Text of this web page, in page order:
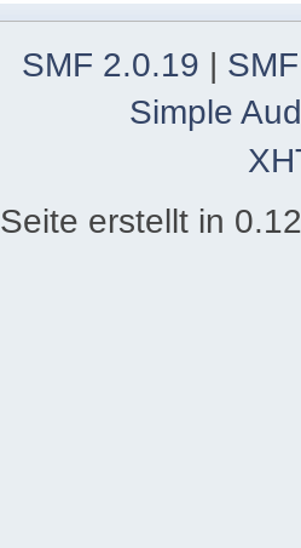
SMF 2.0.19 |
Simple
Seite erstellt in